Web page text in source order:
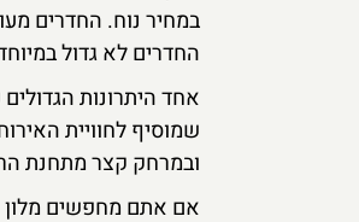
במחיר נוח. החדרים
החדרים לא גדול
אחד היתרונות
שמוסיף לחוויית
ובמרחק קצר מתחנת